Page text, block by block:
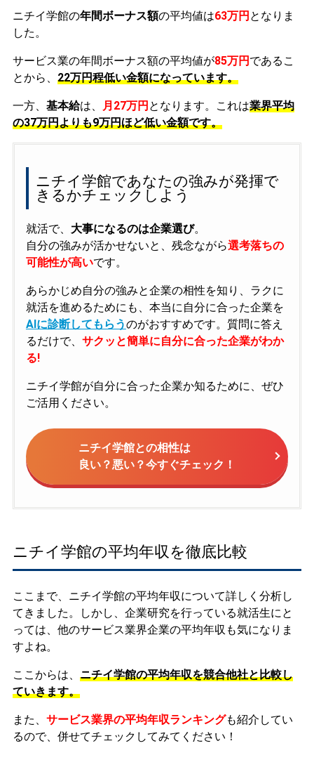
ニチイ学館の年間ボーナス額の平均値は63万円 となりま
した。
サービス業の年間ボーナス額の平均値が85万円 であるこ
とから、 22万円程低い金額になっています。
一方、 基本給は、 月27万円 となります。これは業界平均
の37万円よりも9万円ほど低い金額です。
ニチイ学館であなたの強みが発揮で
きるかチェックしよう
就活で、 大事になるのは企業選び。
自分の強みが活かせないと、残念ながら選考落ちの
可能性が高いです。
あらかじめ自分の強みと企業の相性を知り、ラクに
就活を進めるためにも、本当に自分に合った企業を
AIに診断してもらうのがおすすめです。質問に答え
るだけで、 サクッと簡単に自分に合った企業がわか
る!
ニチイ学館が自分に合った企業か知るために、ぜひ
ご活用ください。
ニチイ学館との相性は
良い？悪い？今すぐチェック！
ニチイ学館の平均年収を徹底比較
ここまで、ニチイ学館の平均年収について詳しく分析し
てきました。しかし、企業研究を行っている就活生にと
っては、他のサービス業界企業の平均年収も気になりま
すよね。
ここからは、 ニチイ学館の平均年収を競合他社と比較し
ていきます。
また、 サービス業界の平均年収ランキングも紹介してい
るので、併せてチェックしてみてください！